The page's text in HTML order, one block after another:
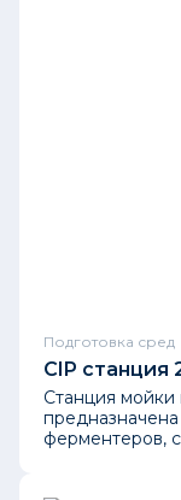
Подготовка сред
CIP станция
Станция мойки
ферментеров,